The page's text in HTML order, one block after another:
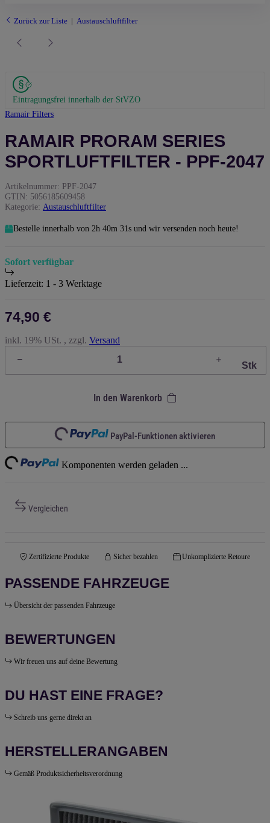
Zurück zur Liste Austauschluftfilter
Eintragungsfrei innerhalb der StVZO
Ramair Filters
RAMAIR PRORAM SERIES
SPORTLUFTFILTER - PPF-2047
Artikelnummer: PPF-2047
GTIN: 5056185609458
Kategorie: Austauschluftfilter
Bestelle innerhalb von 2h 40m 30s und wir versenden noch heute!
Sofort verfügbar
Lieferzeit: 1 - 3 Werktage
74,90 €
inkl. 19% USt. , zzgl. Versand
Stk
In den Warenkorb
Loading... PayPal-Funktionen aktivieren
Komponenten werden geladen ...
Vergleichen
Zertifizierte Produkte Sicher bezahlen Unkomplizierte Retoure
PASSENDE FAHRZEUGE
Übersicht der passenden Fahrzeuge
BEWERTUNGEN
Wir freuen uns auf deine Bewertung
DU HAST EINE FRAGE?
Schreib uns gerne direkt an
HERSTELLERANGABEN
Gemäß Produktsicherheitsverordnung